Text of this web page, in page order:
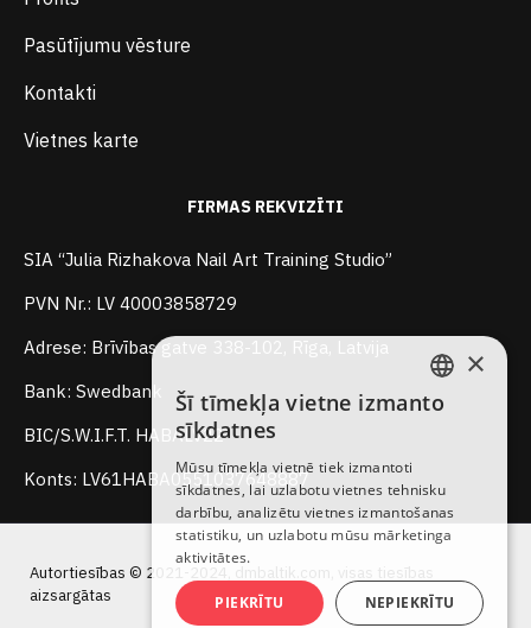
Pasūtījumu vēsture
Kontakti
Vietnes karte
FIRMAS REKVIZĪTI
SIA “Julia Rizhakova Nail Art Training Studio”
PVN Nr.: LV 40003858729
Adrese: Brīvības gatve 338-102, Rīga, Latvija
Bank: Swedbank
BIC/S.W.I.F.T. HABALV22
Konts: LV61HABA0551037648887
Autortiesības © 2021-2024, dmbaltik.com, visas tiesības
aizsargātas
LATVIAN
ENGLISH
×
Šī tīmekļa vietne izmanto
sīkdatnes
Mūsu tīmekļa vietnē tiek izmantoti
sīkdatnes, lai uzlabotu vietnes tehnisku
darbību, analizētu vietnes izmantošanas
statistiku, un uzlabotu mūsu mārketinga
aktivitātes.
PIEKRĪTU NEPIEKRĪTU